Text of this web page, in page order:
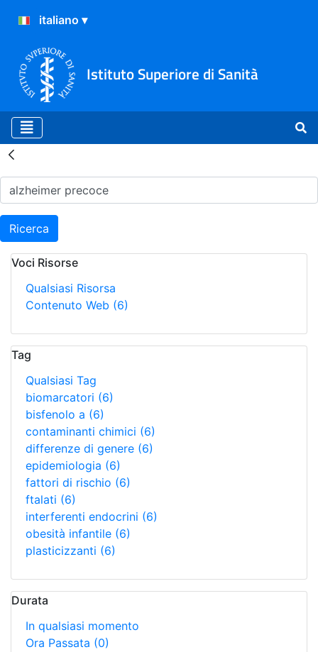
Istituto Superiore di Sanità
Risultati della Ricerca -
Ricerca
Voci Risorse
Qualsiasi Risorsa
Contenuto Web (6)
Tag
Qualsiasi Tag
biomarcatori (6)
bisfenolo a (6)
contaminanti chimici (6)
differenze di genere (6)
epidemiologia (6)
fattori di rischio (6)
ftalati (6)
interferenti endocrini (6)
obesità infantile (6)
plasticizzanti (6)
Durata
In qualsiasi momento
Ora Passata (0)